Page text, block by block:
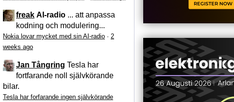
freak AI-radio ... att anpassa
kodning och modulering...
Nokia lovar mycket med sin AI-radio · 2
weeks ago
Jan Tångring Tesla har
fortfarande noll självkörande
bilar.
Tesla har forfarande ingen självkörande